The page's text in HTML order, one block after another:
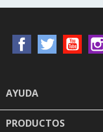
FacebookTwitter
AYUDA
PRODUCTOS